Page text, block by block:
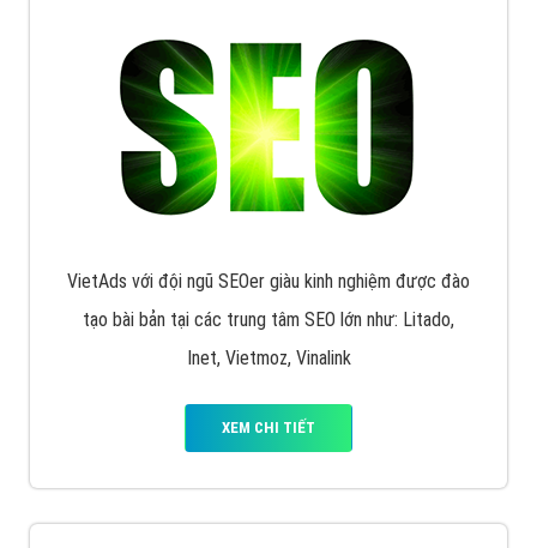
VietAds với đội ngũ SEOer giàu kinh nghiệm được đào
tạo bài bản tại các trung tâm SEO lớn như: Litado,
Inet, Vietmoz, Vinalink
XEM CHI TIẾT